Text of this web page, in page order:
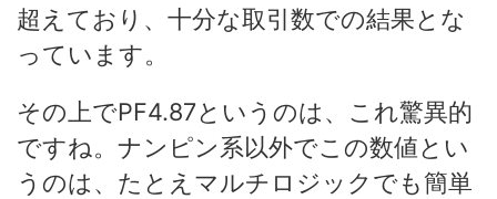
超えており、十分な取引数での結果とな
っています。
その上でPF4.87というのは、これ驚異的
ですね。ナンピン系以外でこの数値とい
うのは、たとえマルチロジックでも簡単